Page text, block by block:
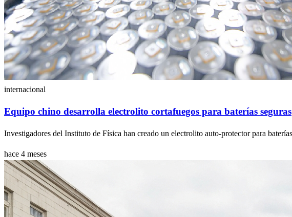
internacional
Equipo chino desarrolla electrolito cortafuegos para baterías seguras
Investigadores del Instituto de Física han creado un electrolito auto-protector para
hace 4 meses